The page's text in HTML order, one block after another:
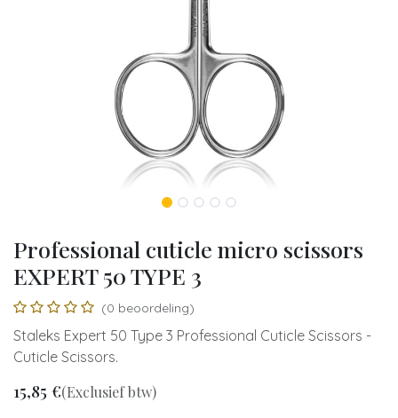
Professional cuticle micro scissors
EXPERT 50 TYPE 3
(0 beoordeling)
Staleks Expert 50 Type 3 Professional Cuticle Scissors -
Cuticle Scissors.
15,85 €(Exclusief btw)